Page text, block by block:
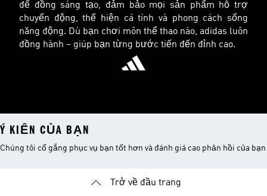
để đồng sáng tạo, đảm bảo mọi sản phẩm hỗ trợ
chuyển động, thể hiện cá tính và phong cách sống
năng động. Dù bạn chơi môn thể thao nào, adidas luôn
đồng hành – giúp bạn từng bước tiến đến đỉnh cao.
Ý KIẾN CỦA BẠN
Chúng tôi cố gắng phục vụ bạn tốt hơn và đánh giá cao phản hồi của bạn
Trở về đầu trang